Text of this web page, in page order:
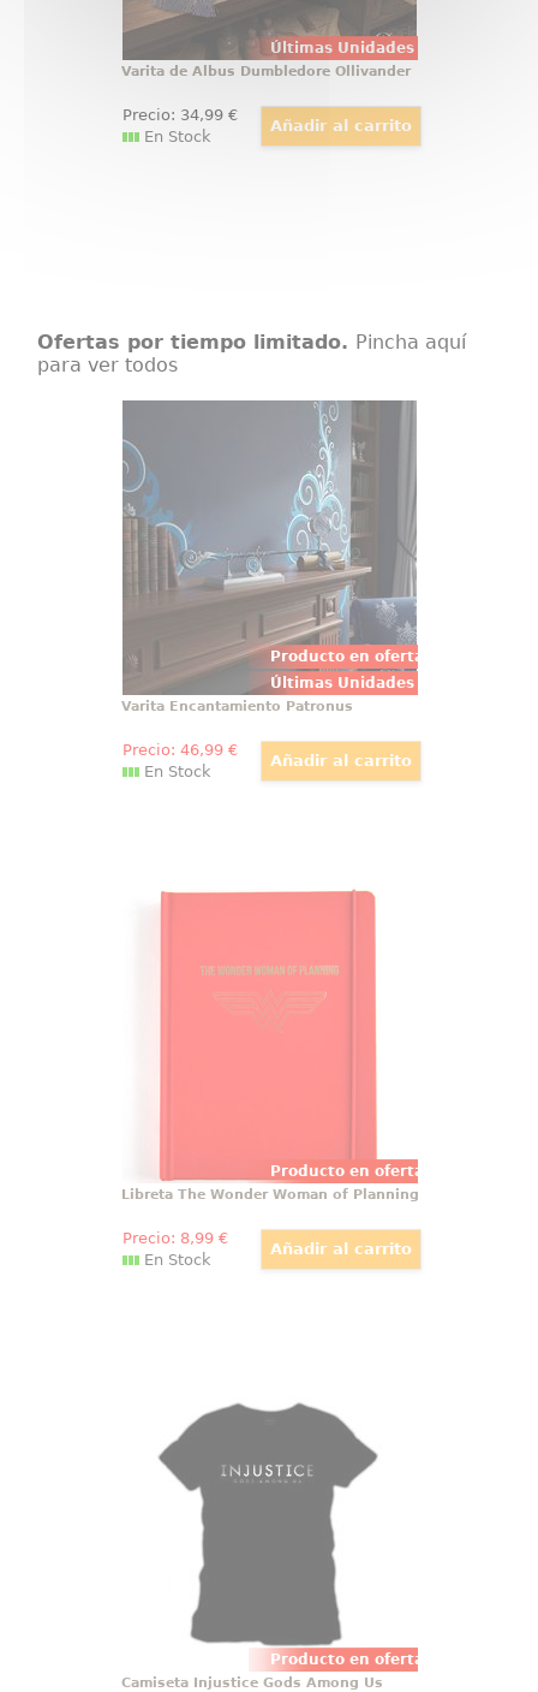
Últimas Unidades
Varita de Albus Dumbledore Ollivander
Precio: 34,99€
En Stock
Ofertas por tiempo limitado. Pincha aquí
para ver todos
Producto en oferta
Últimas Unidades
Varita Encantamiento Patronus
Magia condensada en un diseño
nunca visto: la Varita de
Celebración El Encantamiento
Patronus evoca la luz plateada de
un guardián etéreo con sus
espirales en poliresina y acabados
en aleación de zinc
Varita Encantamiento Patronus
Precio: 46,99€
En Stock
Producto en oferta
Libreta The Wonder Woman of
Réplica Oficial de la libreta de
Wonder Woman! Inspirada en el
Libreta The Wonder Woman of Planning
Precio: 8,99€
En Stock
Producto en oferta
Camiseta con el logo del
videojuego Injustice Gods Among
Us, producto oficial de DC Comics.
Disfruta con esta camiseta del
popular videojuego.
Camiseta Injustice Gods Among Us